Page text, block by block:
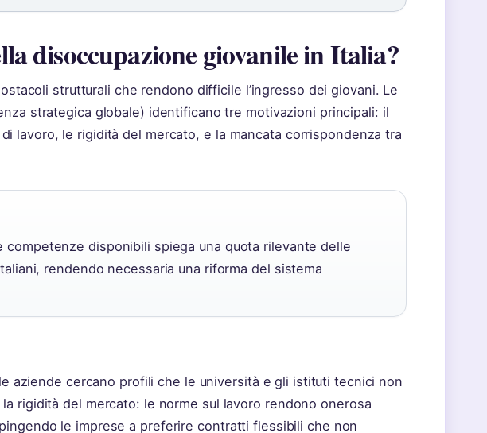
disoccupazione giovanile in Italia?
strutturali che rendono difficile l’ingresso dei giovani. Le
strategica globale) identificano tre motivazioni principali: il
lavoro, le rigidità del mercato, e la mancata corrispondenza tra
disponibili spiega una quota rilevante delle
rendendo necessaria una riforma del sistema
aziende cercano profili che le università e gli istituti tecnici non
rigidità del mercato: le norme sul lavoro rendono onerosa
le imprese a preferire contratti flessibili che non